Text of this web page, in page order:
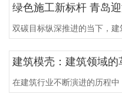
双碳目标纵深推进的当下，
建筑模壳：建筑领域
在建筑行业不断演进的历程